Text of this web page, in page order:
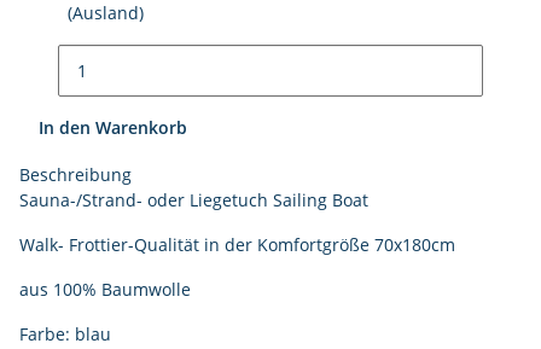
(Ausland)
In den Warenkorb
Beschreibung
Sauna-/Strand- oder Liegetuch Sailing Boat
Walk- Frottier-Qualität in der Komfortgröße 70x180cm
aus 100% Baumwolle
Farbe: blau